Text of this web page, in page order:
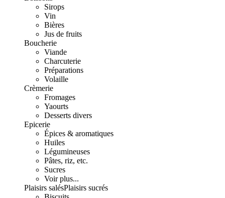
Sirops
Vin
Bières
Jus de fruits
Boucherie
Viande
Charcuterie
Préparations
Volaille
Crèmerie
Fromages
Yaourts
Desserts divers
Epicerie
Épices & aromatiques
Huiles
Légumineuses
Pâtes, riz, etc.
Sucres
Voir plus...
Plaisirs salésPlaisirs sucrés